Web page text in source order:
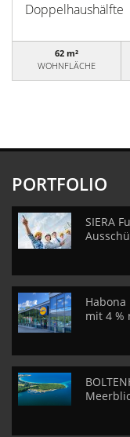
Doppelhaushälfte
62 m²
WOHNFLÄCHE
PORTFOLIO
SIERA
mit 4 %